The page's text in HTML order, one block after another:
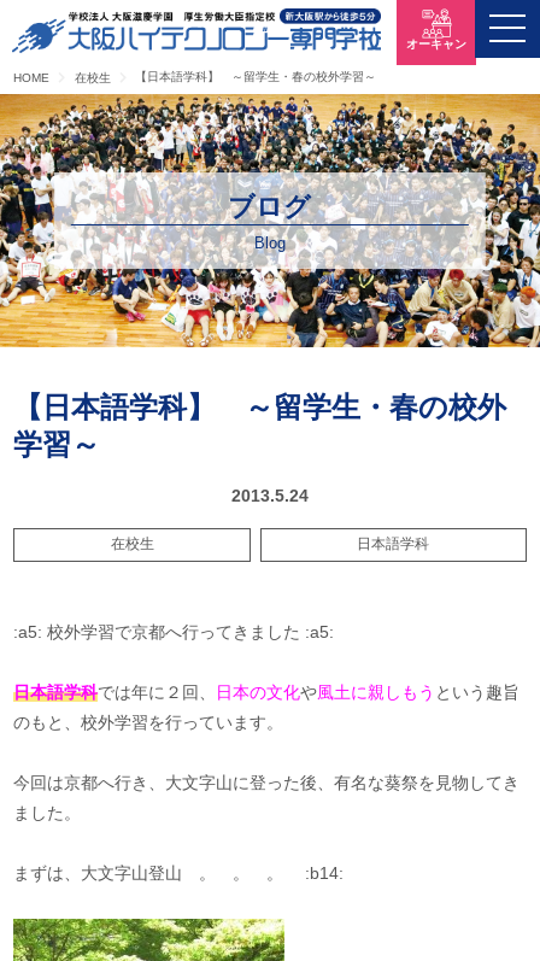
HOME 在校生 【日本語学科】 ～留学生・春の校外学習～
オーキャン
ブログ
Blog
【日本語学科】 ～留学生・春の校外
学習～
2013.5.24
在校生 日本語学科
:a5: 校外学習で京都へ行ってきました :a5:
日本語学科では年に２回、 日本の文化や風土に親しもう という趣旨
のもと、校外学習を行っています。
今回は京都へ行き、大文字山に登った後、有名な葵祭を見物してき
ました。
まずは、大文字山登山 。 。 。 :b14: